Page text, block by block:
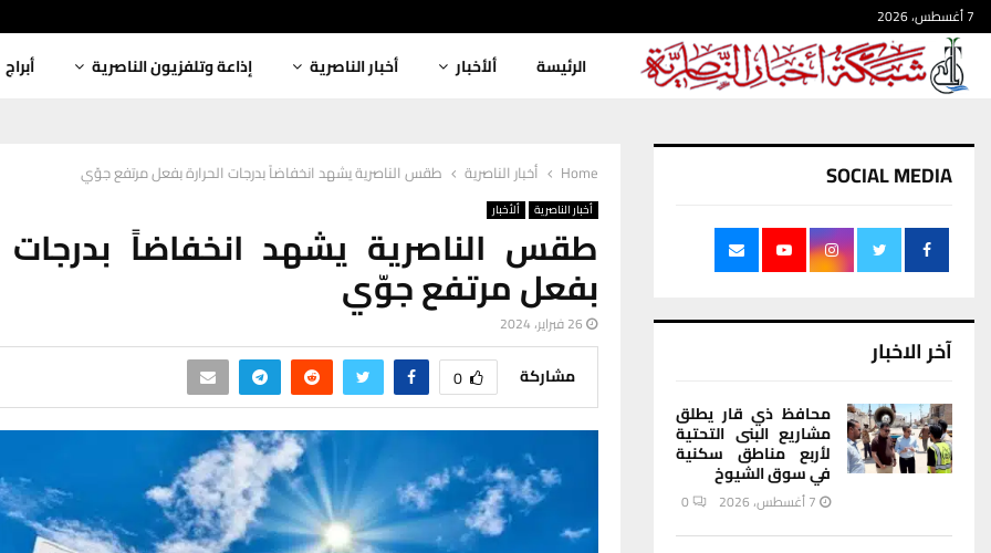
7 أغسطس، 2026
الرئيسة ألأخبار أخبار الناصرية إذاعة وتلفزيون الناصرية أبراج
Home أخبار الناصرية طقس الناصرية يشهد انخفاضاً بدرجات الحرارة بفعل مرتفع جوّي
أخبار الناصرية ألأخبار
طقس الناصرية يشهد انخفاضاً بدرجات
بفعل مرتفع جوّي
26 فبراير، 2024
مشاركة 0
SOCIAL MEDIA
آخر الاخبار
محافظ ذي قار يطلق
مشاريع البنى التحتية
لأربع مناطق سكنية
في سوق الشيوخ
7 أغسطس، 2026 0